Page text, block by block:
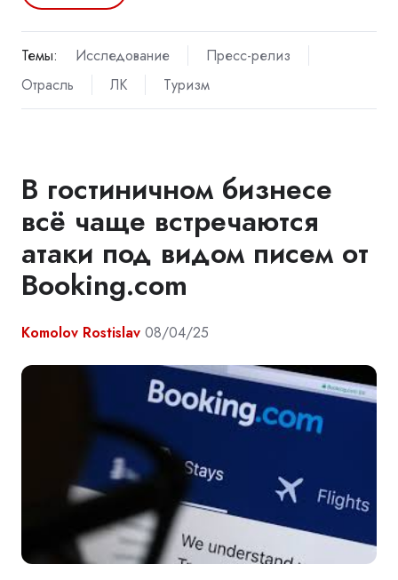
Темы: Исследование
Пресс-релиз
Отрасль
ЛК Туризм
В гостиничном бизнесе
всё чаще встречаются
атаки под видом писем от
Booking.com
Komolov Rostislav 08/04/25